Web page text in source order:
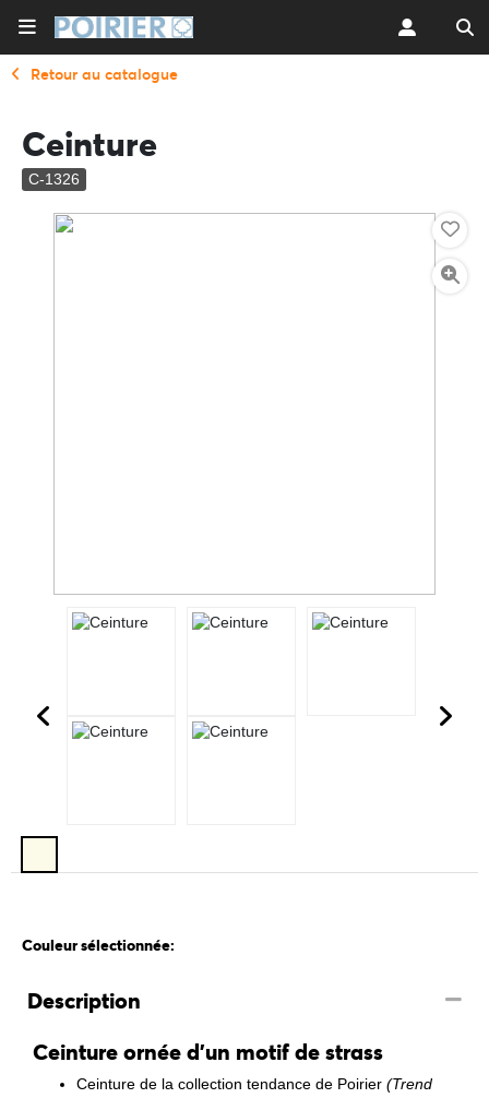
Retour au catalogue
Ceinture
C-1326
Couleur sélectionnée:
Description
Ceinture ornée d'un motif de strass
Ceinture de la collection tendance de Poirier (Trend